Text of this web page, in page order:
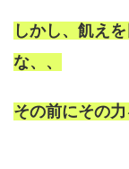
しかし、飢え
な、、
その前にその力